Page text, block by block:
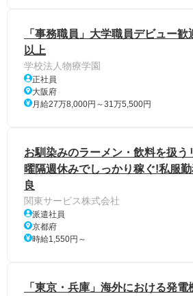
「事務職員」大学職員デビュー歓
以上
学校法人物療学園
正社員
大阪府
月給27万8,000円～31万5,500円
お馴染みのラーメン・飲料を扱う
曜隔週休みでしっかり稼ぐ!私服
良
関東サービス株式会社
派遣社員
京都府
時給1,550円～
「東京・兵庫」海外における発